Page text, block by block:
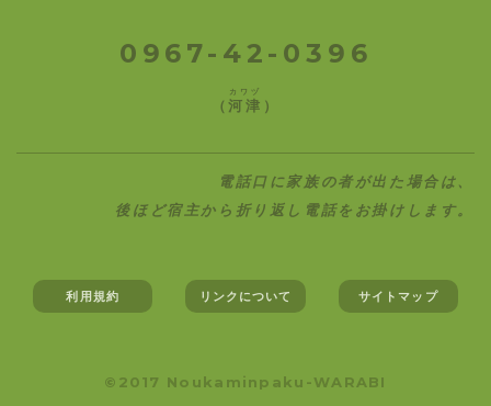
0967-42-0396
（河津
カワヅ
）
電話口に家族の者が出た場合は、
後ほど宿主から折り返し電話をお掛けします。
利用規約 リンクについて サイトマップ
©2017 Noukaminpaku-WARABI